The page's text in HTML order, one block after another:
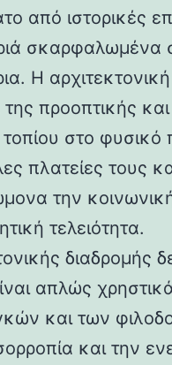
από ιστορικές
σκαρφαλωμένα
Η
προοπτικής
στο φυσικό
πλατείες τους
την
τελειότητα.
διαδρομής
απλώς
και των
και την